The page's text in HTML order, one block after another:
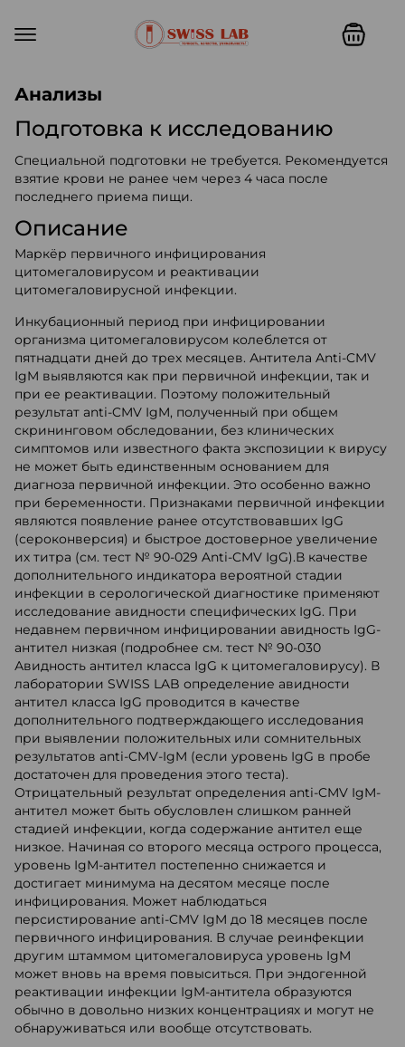
Анализы
Подготовка к исследованию
Специальной подготовки не требуется. Рекомендуется
взятие крови не ранее чем через 4 часа после
последнего приема пищи.
Описание
Маркёр первичного инфицирования
цитомегаловирусом и реактивации
цитомегаловирусной инфекции.
Инкубационный период при инфицировании
организма цитомегаловирусом колеблется от
пятнадцати дней до трех месяцев. Антитела Anti-CMV
IgM выявляются как при первичной инфекции, так и
при ее реактивации. Поэтому положительный
результат anti-CMV IgM, полученный при общем
скрининговом обследовании, без клинических
симптомов или известного факта экспозиции к вирусу
не может быть единственным основанием для
диагноза первичной инфекции. Это особенно важно
при беременности. Признаками первичной инфекции
являются появление ранее отсутствовавших IgG
(сероконверсия) и быстрое достоверное увеличение
их титра (см. тест № 90-029 Anti-CMV IgG).В качестве
дополнительного индикатора вероятной стадии
инфекции в серологической диагностике применяют
исследование авидности специфических IgG. При
недавнем первичном инфицировании авидность IgG-
антител низкая (подробнее см. тест № 90-030
Авидность антител класса IgG к цитомегаловирусу). В
лаборатории SWISS LAB определение авидности
антител класса IgG проводится в качестве
дополнительного подтверждающего исследования
при выявлении положительных или сомнительных
результатов anti-CMV-IgM (если уровень IgG в пробе
достаточен для проведения этого теста).
Отрицательный результат определения anti-CMV IgM-
антител может быть обусловлен слишком ранней
стадией инфекции, когда содержание антител еще
низкое. Начиная со второго месяца острого процесса,
уровень IgM-антител постепенно снижается и
достигает минимума на десятом месяце после
инфицирования. Может наблюдаться
персистирование anti-CMV IgM до 18 месяцев после
первичного инфицирования. В случае реинфекции
другим штаммом цитомегаловируса уровень IgM
может вновь на время повыситься. При эндогенной
реактивации инфекции IgM-антитела образуются
обычно в довольно низких концентрациях и могут не
обнаруживаться или вообще отсутствовать.